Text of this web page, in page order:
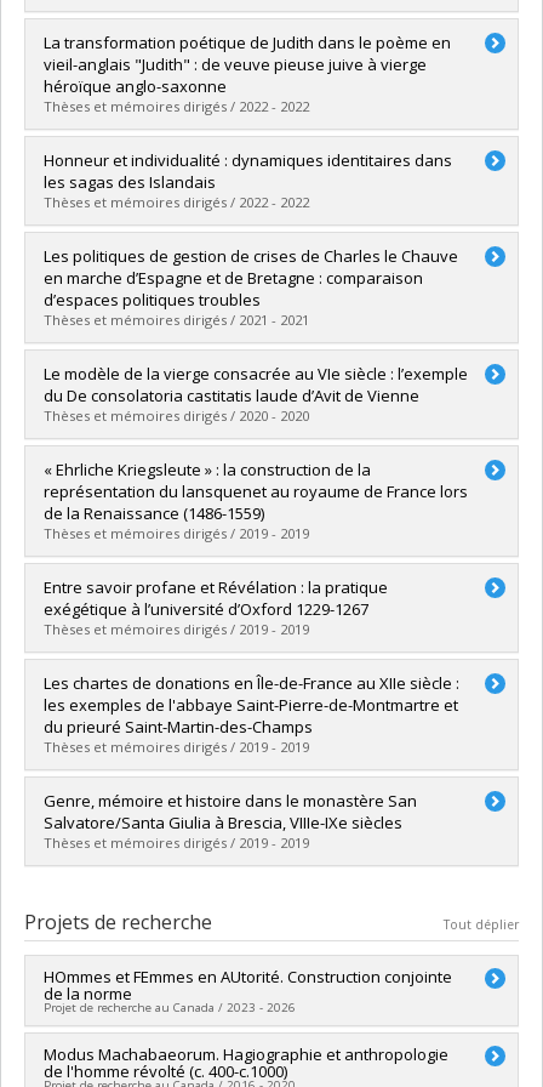
Diplômé(e) :Robert, Martin
Cycle :Maîtrise
Diplôme obtenu :M.A.
Lien vers le document dans Papyrus
La transformation poétique de Judith dans le poème en
vieil-anglais "Judith" : de veuve pieuse juive à vierge
héroïque anglo-saxonne
Thèses et mémoires dirigés / 2022 - 2022
Diplômé(e) :Lauzon, Nicolas
Cycle :Maîtrise
Diplôme obtenu :M.A.
Lien vers le document dans Papyrus
Honneur et individualité : dynamiques identitaires dans
les sagas des Islandais
Thèses et mémoires dirigés / 2022 - 2022
Diplômé(e) :Denis-Blais, Maxence
Cycle :Maîtrise
Diplôme obtenu :M.A.
Lien vers le document dans Papyrus
Les politiques de gestion de crises de Charles le Chauve
en marche d’Espagne et de Bretagne : comparaison
d’espaces politiques troubles
Thèses et mémoires dirigés / 2021 - 2021
Diplômé(e) :Havard-Trépanier, Geoffrey
Cycle :Maîtrise
Diplôme obtenu :M.A.
Lien vers le document dans Papyrus
Le modèle de la vierge consacrée au VIe siècle : l’exemple
du De consolatoria castitatis laude d’Avit de Vienne
Thèses et mémoires dirigés / 2020 - 2020
Diplômé(e) :Domingos Pimentel, Caroline
Cycle :Maîtrise
Diplôme obtenu :M.A.
Lien vers le document dans Papyrus
« Ehrliche Kriegsleute » : la construction de la
représentation du lansquenet au royaume de France lors
de la Renaissance (1486-1559)
Thèses et mémoires dirigés / 2019 - 2019
Diplômé(e) :Handfield, Nicolas
Cycle :Maîtrise
Diplôme obtenu :M.A.
Lien vers le document dans Papyrus
Entre savoir profane et Révélation : la pratique
exégétique à l’université d’Oxford 1229-1267
Thèses et mémoires dirigés / 2019 - 2019
Diplômé(e) :Bellerose-Blais, Gabriel
Cycle :Maîtrise
Diplôme obtenu :M.A.
Lien vers le document dans Papyrus
Les chartes de donations en Île-de-France au XIIe siècle :
les exemples de l'abbaye Saint-Pierre-de-Montmartre et
du prieuré Saint-Martin-des-Champs
Thèses et mémoires dirigés / 2019 - 2019
Diplômé(e) :Lavoie, Alex
Cycle :Maîtrise
Diplôme obtenu :M.A.
Lien vers le document dans Papyrus
Genre, mémoire et histoire dans le monastère San
Salvatore/Santa Giulia à Brescia, VIIIe-IXe siècles
Thèses et mémoires dirigés / 2019 - 2019
Cycle : Maîtrise
Diplôme obtenu :M.A.
Lien vers le document dans Papyrus
Projets de recherche Tout déplier
HOmmes et FEmmes en AUtorité. Construction conjointe
de la norme
Projet de recherche au Canada / 2023 - 2026
Chercheur principal :Gordon Blennemann
Co-chercheurs :Pascal Bastien,Isabel Harvey
Modus Machabaeorum. Hagiographie et anthropologie
de l'homme révolté (c. 400-c.1000)